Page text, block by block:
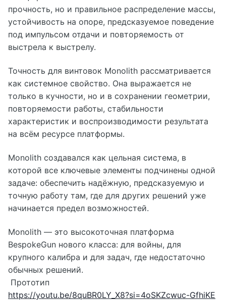
прочность, но и правильное распределение массы,
устойчивость на опоре, предсказуемое поведение
под импульсом отдачи и повторяемость от
выстрела к выстрелу.
Точность для винтовок Monolith рассматривается
как системное свойство. Она выражается не
только в кучности, но и в сохранении геометрии,
повторяемости работы, стабильности
характеристик и воспроизводимости результата
на всём ресурсе платформы.
Monolith создавался как цельная система, в
которой все ключевые элементы подчинены одной
задаче: обеспечить надёжную, предсказуемую и
точную работу там, где для других решений уже
начинается предел возможностей.
Monolith — это высокоточная платформа
BespokeGun нового класса: для войны, для
крупного калибра и для задач, где недостаточно
обычных решений.
Прототип
https://youtu.be/8quBR0LY_X8?si=4oSKZcwuc-GfhiKE